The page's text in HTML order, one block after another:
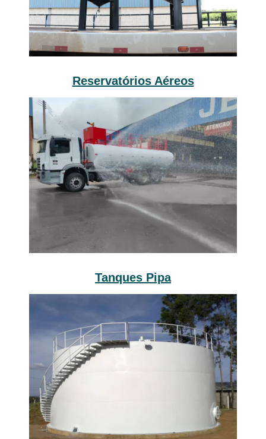
Reservatórios Aéreos
Tanques Pipa